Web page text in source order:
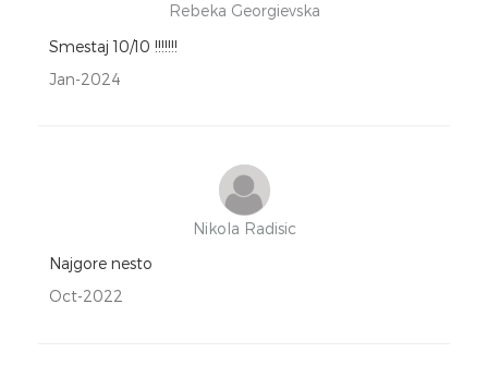
Rebeka Georgievska
Smestaj 10/10 !!!!!!!
Jan-2024
Nikola Radisic
Najgore nesto
Oct-2022